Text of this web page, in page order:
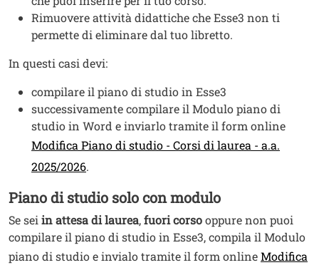
Rimuovere attività didattiche che Esse3 non ti
permette di eliminare dal tuo libretto.
In questi casi devi:
compilare il piano di studio in Esse3
successivamente compilare il Modulo piano di
studio in Word e inviarlo tramite il form online
Modifica Piano di studio - Corsi di laurea - a.a.
2025/2026.
Piano di studio solo con modulo
Se seiin attesa di laurea,fuori corsooppure non puoi
compilare il piano di studio in Esse3, compila il Modulo
piano di studio e invialo tramite il form onlineModifica